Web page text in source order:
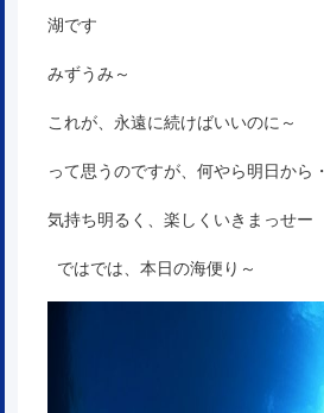
湖です
みずうみ～
これが、永遠に続けばいいのに～
って思うのですが、何やら明日から
気持ち明るく、楽しくいきまっせー
ではでは、本日の海便り～